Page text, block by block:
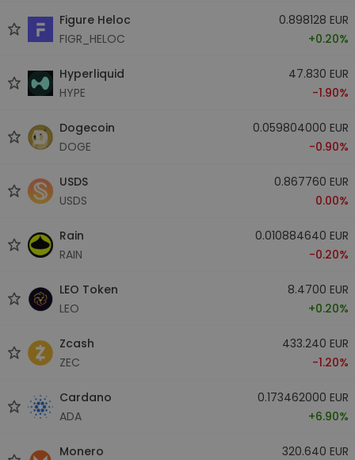
Figure Heloc
FIGR_HELOC
0.898128 EUR
+0.20%
Hyperliquid
HYPE
47.830 EUR
-1.90%
Dogecoin
DOGE
0.059804000 EUR
-0.90%
USDS
USDS
0.867760 EUR
0.00%
Rain
RAIN
0.010884640 EUR
-0.20%
LEO Token
LEO
8.4700 EUR
+0.20%
Zcash
ZEC
433.240 EUR
-1.20%
Cardano
ADA
0.173462000 EUR
+6.90%
Monero
320.640 EUR